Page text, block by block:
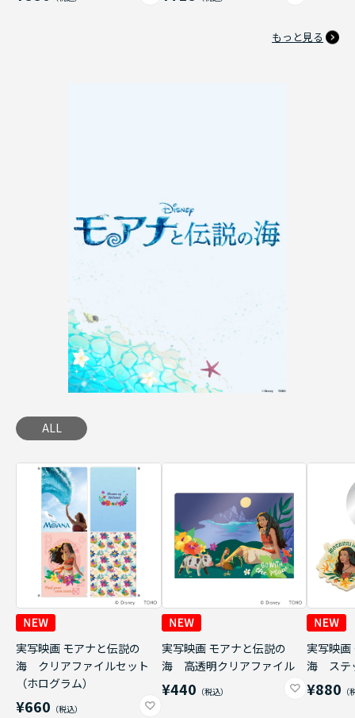
もっと見る
ALL
実写映画 モアナと伝説の
海 クリアファイルセット
（ホログラム）
¥660
実写映画 モアナと伝説の
海 高透明クリアファイル
¥440
実写映画
海 ステ
¥880